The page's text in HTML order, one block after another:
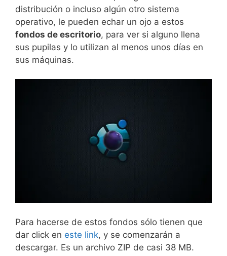
distribución o incluso algún otro sistema
operativo, le pueden echar un ojo a estos
fondos de escritorio, para ver si alguno llena
sus pupilas y lo utilizan al menos unos días en
sus máquinas.
Para hacerse de estos fondos sólo tienen que
dar click en este link, y se comenzarán a
descargar. Es un archivo ZIP de casi 38 MB.